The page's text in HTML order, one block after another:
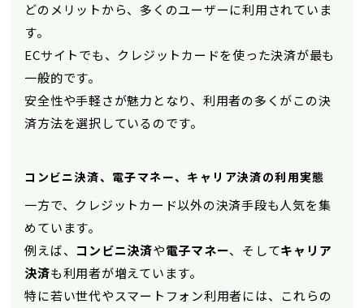
どのメリットから、多くのユーザーに利用されていま
す。
ECサイトでも、クレジットカードを使った決済が最も
一般的です。
安全性や手軽さが魅力となり、利用者の多くがこの決
済方法を選択しているのです。
コンビニ決済、電子マネー、キャリア決済の利用実態
一方で、クレジットカード以外の決済手段も人気を集
めています。
例えば、 コンビニ決済や電子マネー、そしてキャリア
決済も利用者が増えています。
特に若い世代やスマートフォン利用者には、これらの